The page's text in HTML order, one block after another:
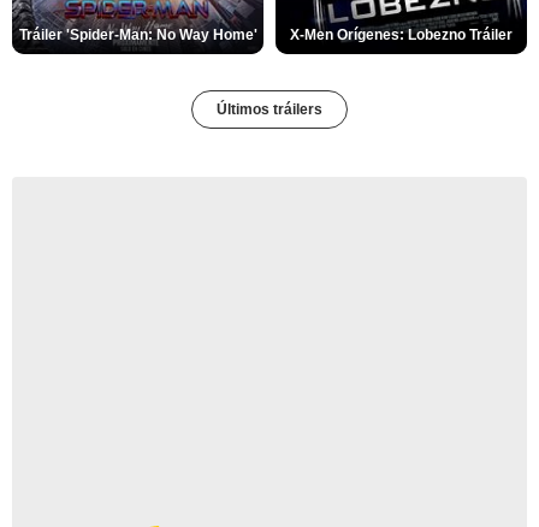
Tráiler 'Spider-Man: No Way Home' X-Men Orígenes: Lobezno Tráiler
Últimos tráilers